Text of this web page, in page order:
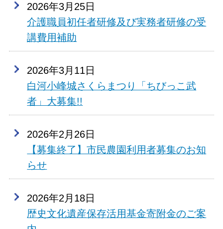
2026年3月25日
介護職員初任者研修及び実務者研修の受
講費用補助
2026年3月11日
白河小峰城さくらまつり「ちびっこ武
者」大募集!!
2026年2月26日
【募集終了】市民農園利用者募集のお知
らせ
2026年2月18日
歴史文化遺産保存活用基金寄附金のご案